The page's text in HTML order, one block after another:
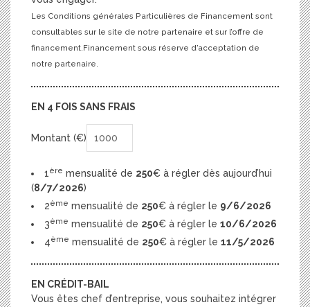
Les Conditions générales Particulières de Financement sont
consultables sur le site de notre partenaire et sur l’offre de
financement.Financement sous réserve d’acceptation de
notre partenaire.
EN 4 FOIS SANS FRAIS
Montant (€)
1ère mensualité de 250€ à régler dès aujourd’hui
(8/7/2026)
2ème mensualité de 250€ à régler le 9/6/2026
3ème mensualité de 250€ à régler le 10/6/2026
4ème mensualité de 250€ à régler le 11/5/2026
EN CRÉDIT-BAIL
Vous êtes chef d’entreprise, vous souhaitez intégrer